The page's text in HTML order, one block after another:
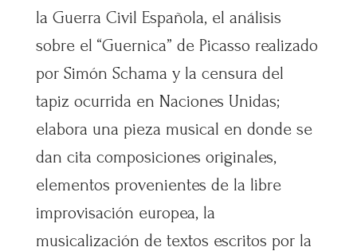
la Guerra Civil Española, el análisis
sobre el “Guernica” de Picasso realizado
por Simón Schama y la censura del
tapiz ocurrida en Naciones Unidas;
elabora una pieza musical en donde se
dan cita composiciones originales,
elementos provenientes de la libre
improvisación europea, la
musicalización de textos escritos por la